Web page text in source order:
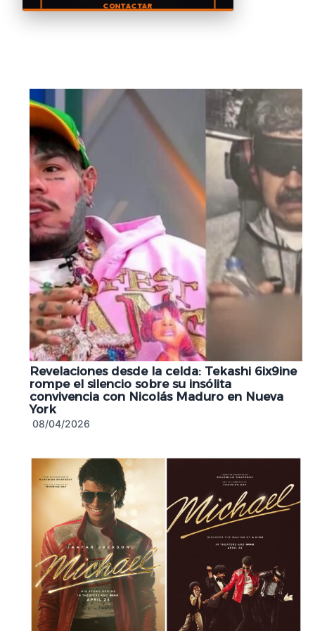
CONTACTAR
Revelaciones desde la celda: Tekashi 6ix9ine
rompe el silencio sobre su insólita
convivencia con Nicolás Maduro en Nueva
York
08/04/2026